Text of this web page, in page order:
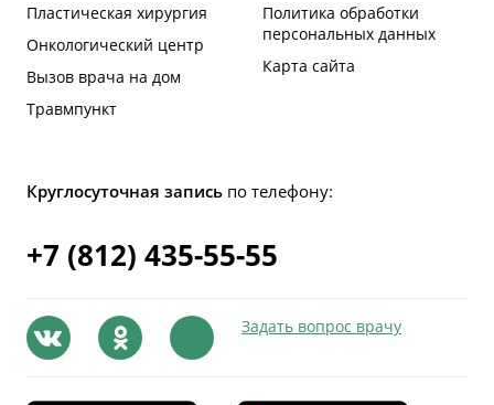
Пластическая хирургия
Онкологический центр
Вызов врача на дом
Травмпункт
Политика обработки
персональных данных
Карта сайта
Круглосуточная запись по телефону:
+7 (812) 435-55-55
Задать вопрос врачу